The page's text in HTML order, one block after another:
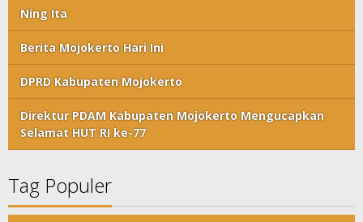
Ning Ita
Berita Mojokerto Hari Ini
DPRD Kabupaten Mojokerto
Direktur PDAM Kabupaten Mojokerto Mengucapkan
Selamat HUT RI ke-77
Tag Populer